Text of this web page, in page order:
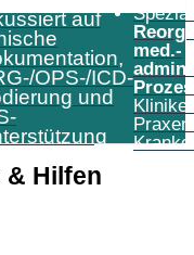
auf
OPS-/ICD-
und
med.-
& Hilfen